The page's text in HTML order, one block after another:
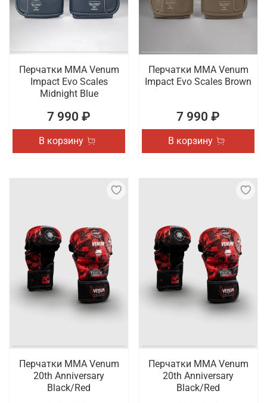
Перчатки ММА Venum
Impact Evo Scales
Midnight Blue
7 990 ₽
В корзину
Перчатки ММА Venum
Impact Evo Scales Brown
7 990 ₽
В корзину
Перчатки ММА Venum
20th Anniversary
Black/Red
Перчатки ММА Venum
20th Anniversary
Black/Red